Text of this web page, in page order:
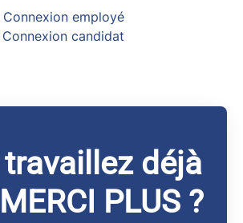
Connexion employé
Connexion candidat
déjà
PLUS ?